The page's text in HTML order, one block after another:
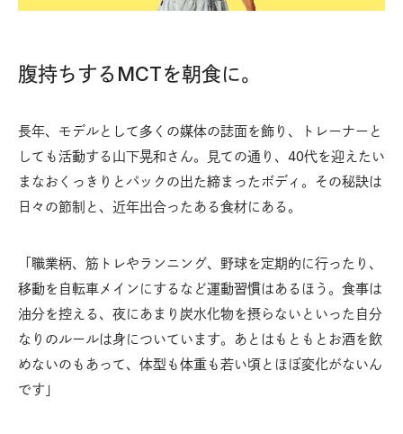
腹持ちするMCTを朝食に。
長年、モデルとして多くの媒体の誌面を飾り、トレーナーと
しても活動する山下晃和さん。見ての通り、40代を迎えたい
まなおくっきりとパックの出た締まったボディ。その秘訣は
日々の節制と、近年出合ったある食材にある。
「職業柄、筋トレやランニング、野球を定期的に行ったり、
移動を自転車メインにするなど運動習慣はあるほう。食事は
油分を控える、夜にあまり炭水化物を摂らないといった自分
なりのルールは身についています。あとはもともとお酒を飲
めないのもあって、体型も体重も若い頃とほぼ変化がないん
です」